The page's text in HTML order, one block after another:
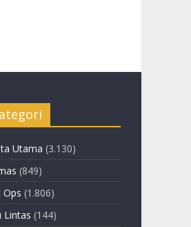
Utama (3.130)
(849)
Ops (1.806)
Lintas (144)